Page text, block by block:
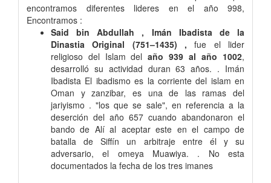
encontramos diferentes lideres en el año 998,
Encontramos :
Said bin Abdullah , Imán Ibadista de la
Dinastia Original (751–1435) , fue el lider
religioso del Islam del año 939 al año 1002,
desarrolló su actividad duran 63 años. . Imán
Ibadista El ibadismo es la corriente del islam en
Oman y zanzibar, es una de las ramas del
jariyismo . "los que se sale", en referencia a la
deserción del año 657 cuando abandonaron el
bando de Alí al aceptar este en el campo de
batalla de Siffín un arbitraje entre él y su
adversario, el omeya Muawiya. . No esta
documentados la fecha de los tres imanes